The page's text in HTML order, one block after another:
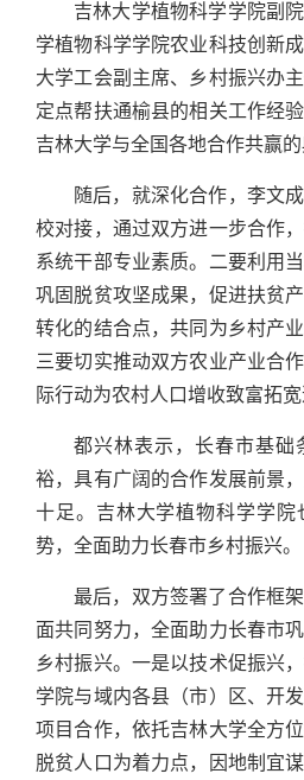
吉林大学植物科学学院副
学植物科学学院农业科技创新
大学工会副主席、乡村振兴办
定点帮扶通榆县的相关工作经
吉林大学与全国各地合作共赢的
随后，就深化合作，李文
校对接，通过双方进一步合作
系统干部专业素质。二要利用
巩固脱贫攻坚成果，促进扶贫
转化的结合点，共同为乡村产
三要切实推动双方农业产业合
际行动为农村人口增收致富拓宽
都兴林表示，长春市基础
裕，具有广阔的合作发展前景
十足。吉林大学植物科学学院
势，全面助力长春市乡村振兴。
最后，双方签署了合作框
面共同努力，全面助力长春市
乡村振兴。一是以技术促振兴
学院与域内各县（市）区、开
项目合作，依托吉林大学全方
脱贫人口为着力点，因地制宜